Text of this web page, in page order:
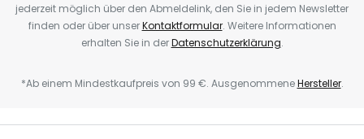
jederzeit möglich über den Abmeldelink, den Sie in jedem Newsletter
finden oder über unserKontaktformular. Weitere Informationen
erhalten Sie in derDatenschutzerklärung.
*Ab einem Mindestkaufpreis von 99 €. AusgenommeneHersteller.